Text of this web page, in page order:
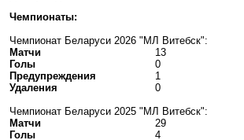
Чемпионаты:
Чемпионат Беларуси 2026 "МЛ Витебск":
Матчи
13
Голы
0
Предупреждения
1
Удаления
0
Чемпионат Беларуси 2025 "МЛ Витебск":
Матчи
29
Голы
4